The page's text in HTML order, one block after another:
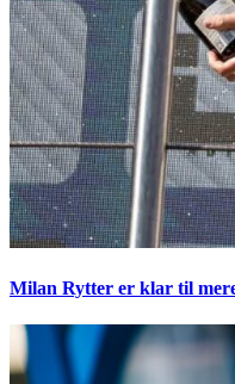
Milan Rytter er klar til